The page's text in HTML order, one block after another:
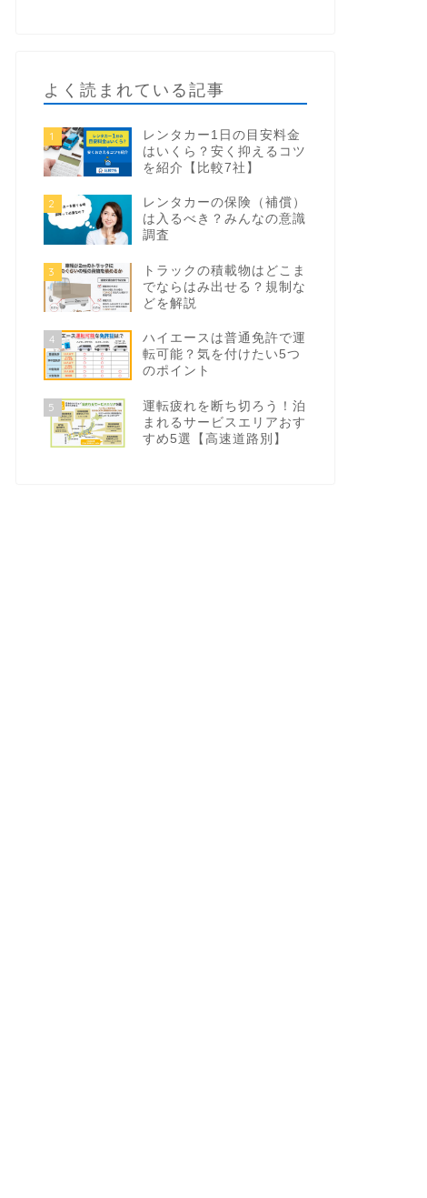
よく読まれている記事
1
レンタカー1日の目安料金
はいくら？安く抑えるコツ
を紹介【比較7社】
2
レンタカーの保険（補償）
は入るべき？みんなの意識
調査
3
トラックの積載物はどこま
でならはみ出せる？規制な
どを解説
4
ハイエースは普通免許で運
転可能？気を付けたい5つ
のポイント
5
運転疲れを断ち切ろう！泊
まれるサービスエリアおす
すめ5選【高速道路別】